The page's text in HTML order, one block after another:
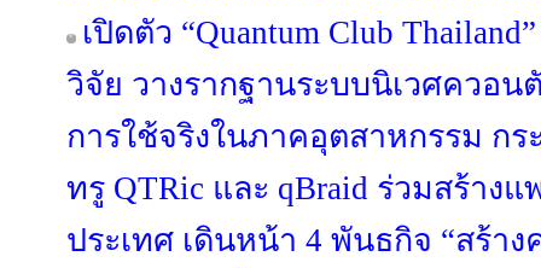
เปิดตัว “Quantum Club
วิจัย วางรากฐานระบบนิเวศควอน
การใช้จริงในภาคอุตสาหกรรม กร
ทรู QTRic และ qBraid ร่วมสร้าง
ประเทศ เดินหน้า 4 พันธกิจ “สร้าง